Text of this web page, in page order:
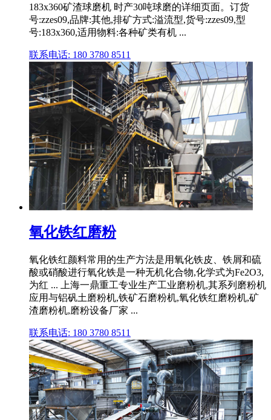
183x360矿渣球磨机 时产30吨球磨的详细页面。订货
号:zzes09,品牌:其他,排矿方式:溢流型,货号:zzes09,型
号:183x360,适用物料:各种矿类有机 ...
联系电话: 180 3780 8511
氧化铁红磨粉
氧化铁红颜料常用的生产方法是用氧化铁皮、铁屑和硫
酸或硝酸进行氧化铁是一种无机化合物,化学式为Fe2O3,
为红 ... 上海一鼎重工专业生产工业磨粉机,其系列磨粉机
应用与铝矾土磨粉机,铁矿石磨粉机,氧化铁红磨粉机,矿
渣磨粉机,磨粉设备厂家 ...
联系电话: 180 3780 8511